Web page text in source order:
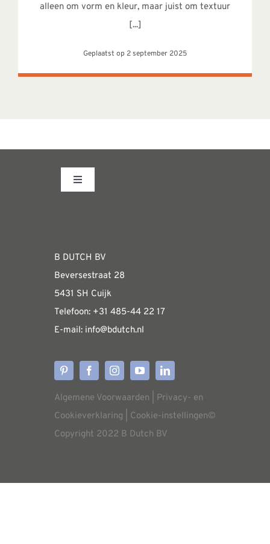
alleen om vorm en kleur, maar juist om textuur
[...]
Geplaatst op 2 september 2025
Toggle
WEBSHOP
Algemene informatie &
Verzendkosten
Levertijden
Aflevering
B DUTCH BV
Beversestraat 28
5431 SH Cuijk
Telefoon: +31 485-44 22 17
E-mail: info@bdutch.nl
Algemene Voorwaarden
Privacy- en
Cookieverklaring
Cookie-instellingen©
Copyright 2022 B Dutch BV